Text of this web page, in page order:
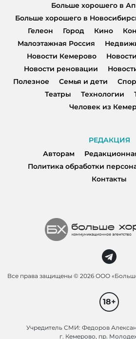
Больше хорошего в
Больше хорошего в
Гелеон
Город Кино
Малоэтажная Россия
Новости Кемерово
Новости реновации
Полезное
Семья и дети
Театры
Технологии
Человек из
РЕДАКЦИЯ
Авторам
Политика обработки
Контакты
Все права защищены © 2026 ООО
18+
Учредитель СМИ: Федоров
г. Кемерово, пр.